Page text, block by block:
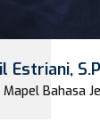
Estriani,
Mapel Bahasa